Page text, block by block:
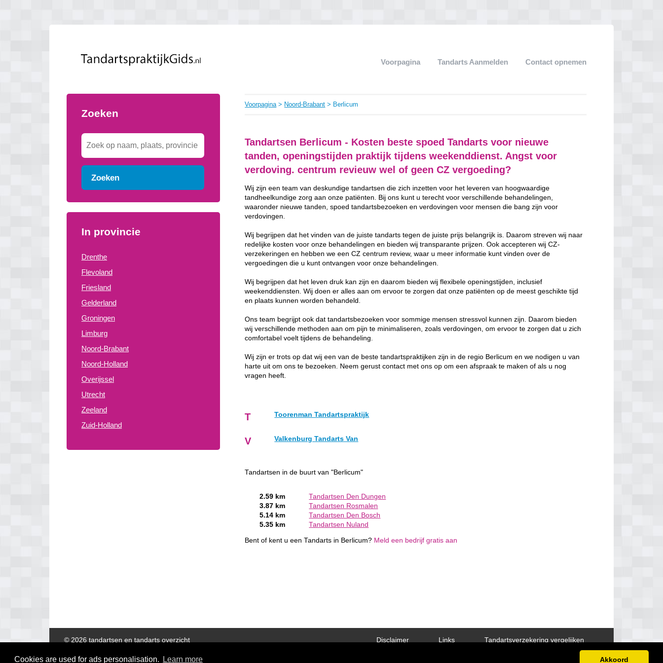
Cookies are used for ads personalisation. Learn more Akkoord
Voorpagina Tandarts Aanmelden Contact opnemen
Zoeken
Zoeken
In provincie
Drenthe
Flevoland
Friesland
Gelderland
Groningen
Limburg
Noord-Brabant
Noord-Holland
Overijssel
Utrecht
Zeeland
Zuid-Holland
Voorpagina> Noord-Brabant > Berlicum
Tandartsen Berlicum - Kosten beste spoed Tandarts voor nieuwe
tanden, openingstijden praktijk tijdens weekenddienst. Angst voor
verdoving. centrum revieuw wel of geen CZ vergoeding?
Wij zijn een team van deskundige tandartsen die zich inzetten voor het leveren van hoogwaardige
tandheelkundige zorg aan onze patiënten. Bij ons kunt u terecht voor verschillende behandelingen,
waaronder nieuwe tanden, spoed tandartsbezoeken en verdovingen voor mensen die bang zijn voor
verdovingen.
Wij begrijpen dat het vinden van de juiste tandarts tegen de juiste prijs belangrijk is. Daarom streven wij naar
redelijke kosten voor onze behandelingen en bieden wij transparante prijzen. Ook accepteren wij CZ-
verzekeringen en hebben we een CZ centrum review, waar u meer informatie kunt vinden over de
vergoedingen die u kunt ontvangen voor onze behandelingen.
Wij begrijpen dat het leven druk kan zijn en daarom bieden wij flexibele openingstijden, inclusief
weekenddiensten. Wij doen er alles aan om ervoor te zorgen dat onze patiënten op de meest geschikte tijd
en plaats kunnen worden behandeld.
Ons team begrijpt ook dat tandartsbezoeken voor sommige mensen stressvol kunnen zijn. Daarom bieden
wij verschillende methoden aan om pijn te minimaliseren, zoals verdovingen, om ervoor te zorgen dat u zich
comfortabel voelt tijdens de behandeling.
Wij zijn er trots op dat wij een van de beste tandartspraktijken zijn in de regio Berlicum en we nodigen u van
harte uit om ons te bezoeken. Neem gerust contact met ons op om een afspraak te maken of als u nog
vragen heeft.
T Toorenman Tandartspraktijk
V Valkenburg Tandarts Van
Tandartsen in de buurt van "Berlicum"
2.59 km
Tandartsen Den Dungen
3.87 km
Tandartsen Rosmalen
5.14 km
Tandartsen Den Bosch
5.35 km
Tandartsen Nuland
Bent of kent u een Tandarts in Berlicum? Meld een bedrijf gratis aan
Tandartsverzekering vergelijken
Links
Disclaimer
© 2026 tandartsen en tandarts overzicht